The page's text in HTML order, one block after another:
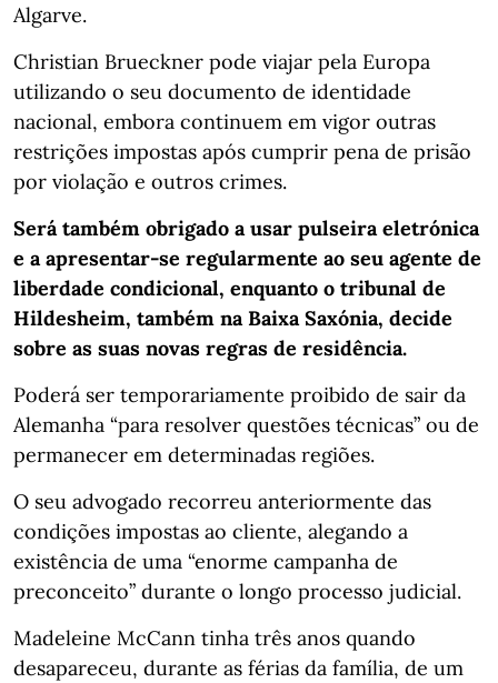
Algarve.
Christian Brueckner pode viajar pela Europa
utilizando o seu documento de identidade
nacional, embora continuem em vigor outras
restrições impostas após cumprir pena de prisão
por violação e outros crimes.
Será também obrigado a usar pulseira eletrónica
e a apresentar-se regularmente ao seu agente de
liberdade condicional, enquanto o tribunal de
Hildesheim, também na Baixa Saxónia, decide
sobre as suas novas regras de residência.
Poderá ser temporariamente proibido de sair da
Alemanha “para resolver questões técnicas” ou de
permanecer em determinadas regiões.
O seu advogado recorreu anteriormente das
condições impostas ao cliente, alegando a
existência de uma “enorme campanha de
preconceito” durante o longo processo judicial.
Madeleine McCann tinha três anos quando
desapareceu, durante as férias da família, de um